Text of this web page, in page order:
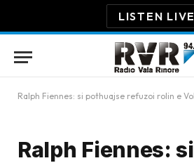
LISTEN LIVE
Ralph Fiennes: si pothuajse refuzoi rolin e
Ralph Fiennes: si